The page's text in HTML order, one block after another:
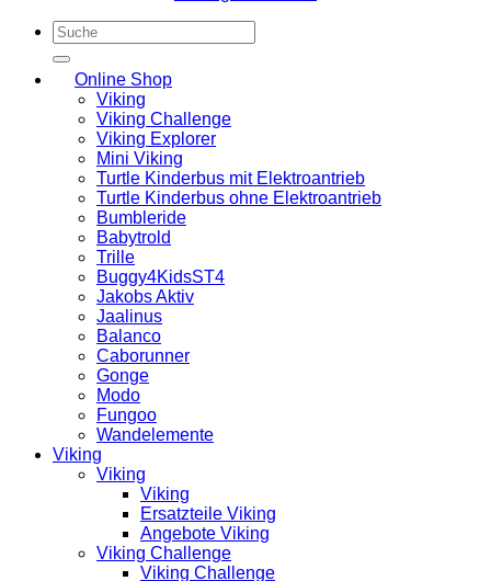
Suchen
nach:
Online Shop
Viking
Viking Challenge
Viking Explorer
Mini Viking
Turtle Kinderbus mit Elektroantrieb
Turtle Kinderbus ohne Elektroantrieb
Bumbleride
Babytrold
Trille
Buggy4KidsST4
Jakobs Aktiv
Jaalinus
Balanco
Caborunner
Gonge
Modo
Fungoo
Wandelemente
Viking
Viking
Viking
Ersatzteile Viking
Angebote Viking
Viking Challenge
Viking Challenge